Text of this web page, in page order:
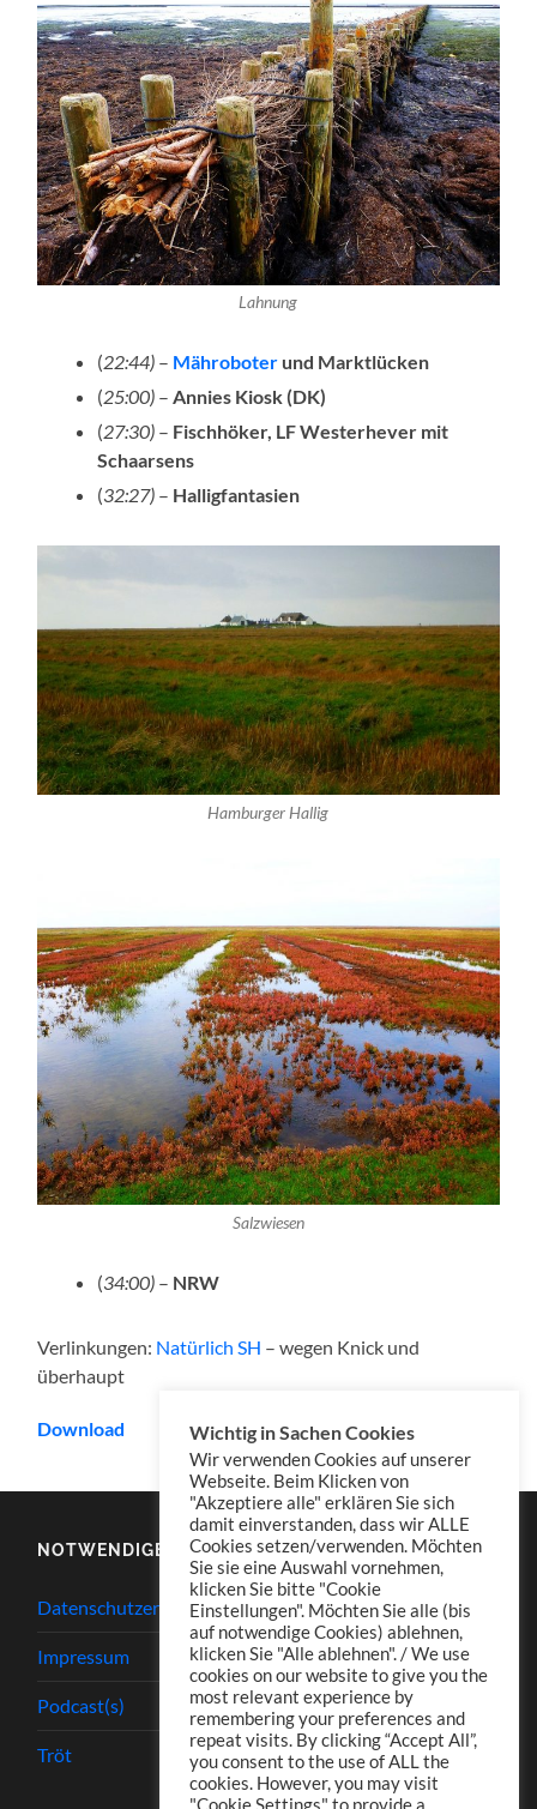
Lahnung
(22:44) – Mähroboter und Marktlücken
(25:00) –Annies Kiosk (DK)
(27:30) – Fischhöker, LF Westerhever mit
Schaarsens
(32:27) – Halligfantasien
Hamburger Hallig
Salzwiesen
(34:00) – NRW
Verlinkungen: Natürlich SH – wegen Knick und
überhaupt
Download
NOTWENDIGES
Datenschutzerklärung
Impressum
Podcast(s)
Tröt
Wichtig in Sachen Cookies
Wir verwenden Cookies auf unserer
Webseite. Beim Klicken von
"Akzeptiere alle" erklären Sie sich
damit einverstanden, dass wir ALLE
Cookies setzen/verwenden. Möchten
Sie sie eine Auswahl vornehmen,
klicken Sie bitte "Cookie
Einstellungen". Möchten Sie alle (bis
auf notwendige Cookies) ablehnen,
klicken Sie "Alle ablehnen". / We use
cookies on our website to give you the
most relevant experience by
remembering your preferences and
repeat visits. By clicking “Accept All”,
you consent to the use of ALL the
cookies. However, you may visit
"Cookie Settings" to provide a